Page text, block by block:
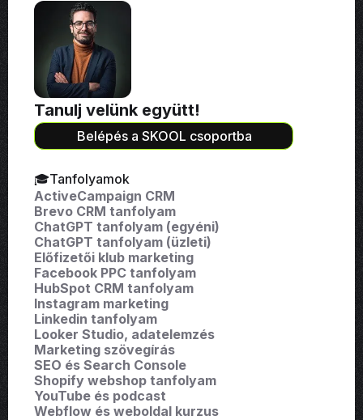
Tanulj velünk együtt!
Belépés a SKOOL csoportba
🎓Tanfolyamok
ActiveCampaign CRM
Brevo CRM tanfolyam
ChatGPT tanfolyam (egyéni)
ChatGPT tanfolyam (üzleti)
Előfizetői klub marketing
Facebook PPC tanfolyam
HubSpot CRM tanfolyam
Instagram marketing
Linkedin tanfolyam
Looker Studio, adatelemzés
Marketing szövegírás
SEO és Search Console
Shopify webshop tanfolyam
YouTube és podcast
Webflow és weboldal kurzus